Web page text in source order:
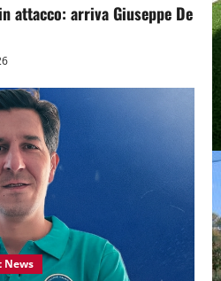
attacco: arriva Giuseppe De
News